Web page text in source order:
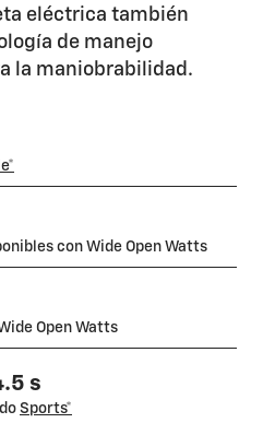
eléctrica también
de manejo
la maniobrabilidad.
con Wide Open Watts
Open Watts
s
Sports*